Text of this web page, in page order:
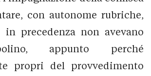
con autonome rubriche,
precedenza non avevano
appunto perché
propri del provvedimento